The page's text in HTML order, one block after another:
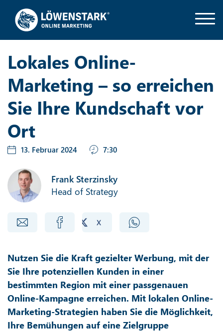
Lokales Online-
Marketing – so erreichen
Sie Ihre Kundschaft vor
Ort
13. Februar 2024 7:30
Frank Sterzinsky
Head of Strategy
Nutzen Sie die Kraft gezielter Werbung, mit der
Sie Ihre potenziellen Kunden in einer
bestimmten Region mit einer passgenauen
Online-Kampagne erreichen. Mit lokalen Online-
Marketing-Strategien haben Sie die Möglichkeit,
Ihre Bemühungen auf eine Zielgruppe